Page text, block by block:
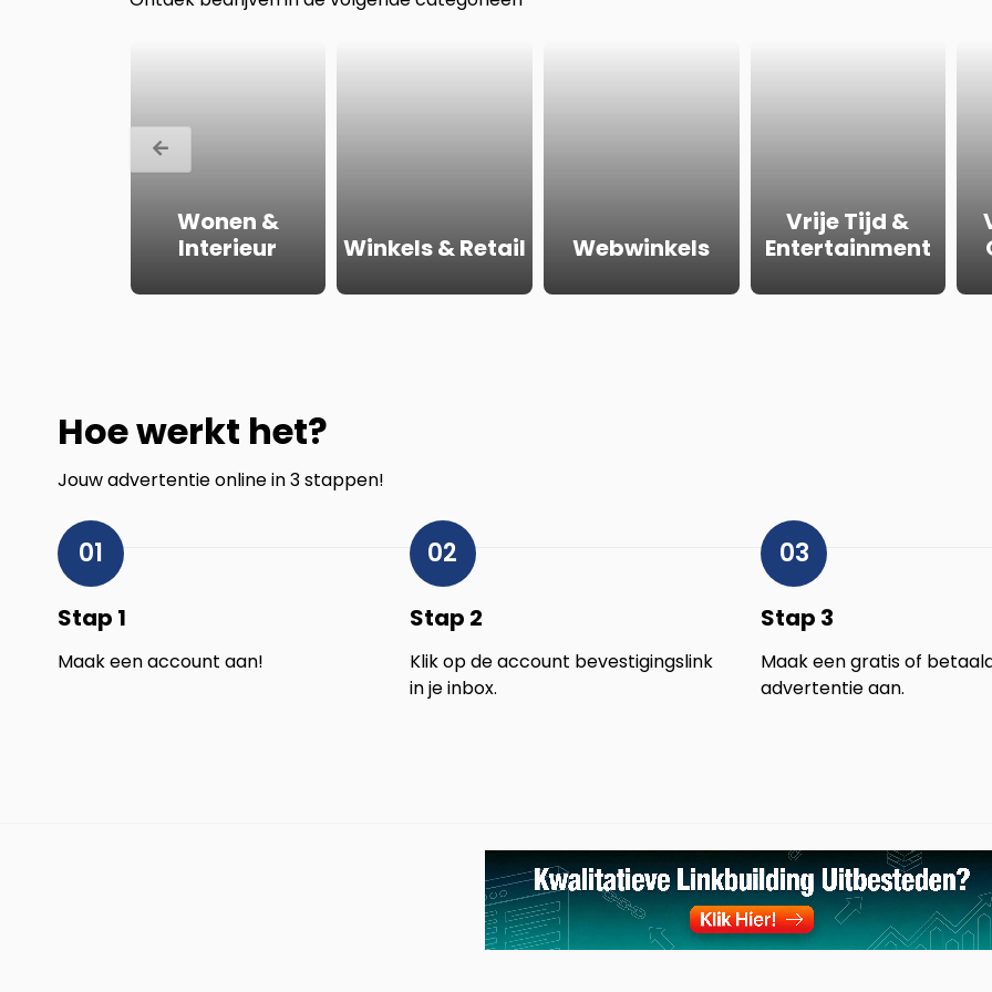
Wonen &
Interieur
Winkels & Retail Webwinkels
Vrije Tijd &
Entertainment
Hoe werkt het?
Jouw advertentie online in 3 stappen!
01
Stap 1
Maak een account aan!
02
Stap 2
Klik op de account bevestigingslink
in je inbox.
03
Stap 3
Maak een gratis of
advertentie aan.